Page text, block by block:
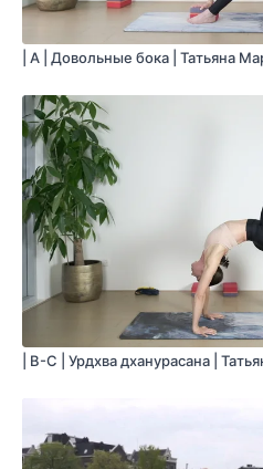
| A | Довольные бока | Татьяна
| B-C | Урдхва дханурасана |